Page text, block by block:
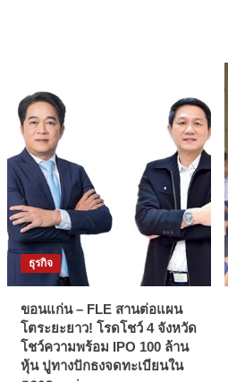
ธุรกิจ
ขอนแก่น – FLE สานต่อแผน
โตระยะยาว! โรดโชว์ 4 จังหวัด
โชว์ความพร้อม IPO 100 ล้าน
หุ้น ปูทางปักธงจดทะเบียนใน